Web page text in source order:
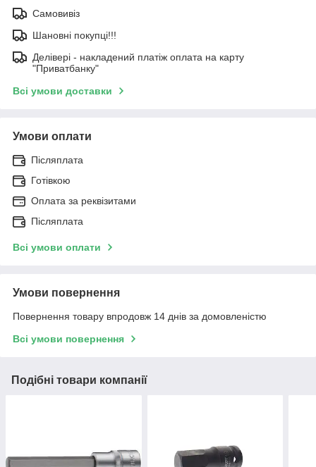
Самовивіз
Шановні покупці!!!
Делівері - накладений платіж оплата на карту
"Приватбанку"
Всі умови доставки
Умови оплати
Післяплата
Готівкою
Оплата за реквізитами
Післяплата
Всі умови оплати
Умови повернення
Повернення товару впродовж 14 днів за домовленістю
Всі умови повернення
Подібні товари компанії